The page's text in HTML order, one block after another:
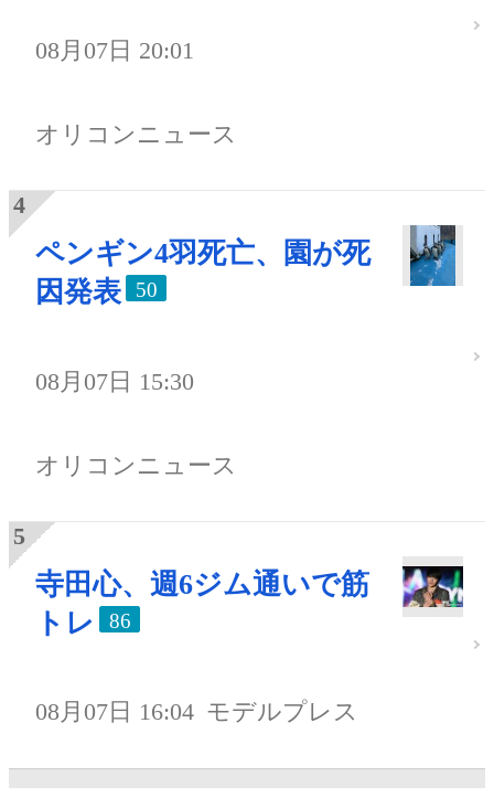
08月07日 20:01
オリコンニュース
ペンギン4羽死亡、園が死
因発表
50
08月07日 15:30
オリコンニュース
寺田心、週6ジム通いで筋
トレ
86
08月07日 16:04 モデルプレス